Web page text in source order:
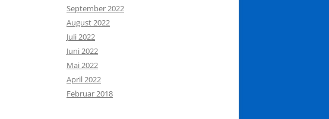
September 2022
August 2022
Juli 2022
Juni 2022
Mai 2022
April 2022
Februar 2018